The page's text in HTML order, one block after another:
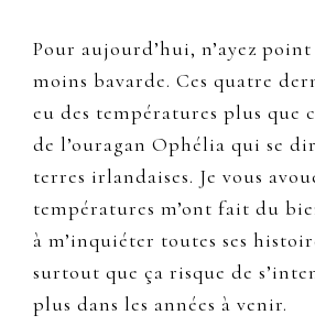
Pour aujourd’hui, n’ayez
moins bavarde. Ces quatre
eu des températures plus que
de l’ouragan Ophélia qui se
terres irlandaises. Je vous
températures m’ont fait du
à m’inquiéter toutes ses
surtout que ça risque de
plus dans les années à venir.